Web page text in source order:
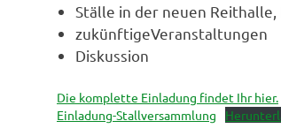
Ställe in der neuen
zukünftigeVeranstaltungen
Diskussion
Die komplette Einladung findet Ihr hier.
Einladung-Stallversammlung